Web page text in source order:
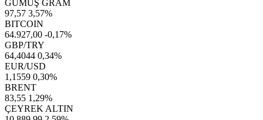
GÜMÜŞ GRAM
97,57 3,57%
BITCOIN
64.927,00 -0,17%
GBP/TRY
64,4044 0,34%
EUR/USD
1,1559 0,30%
BRENT
83,55 1,29%
ÇEYREK ALTIN